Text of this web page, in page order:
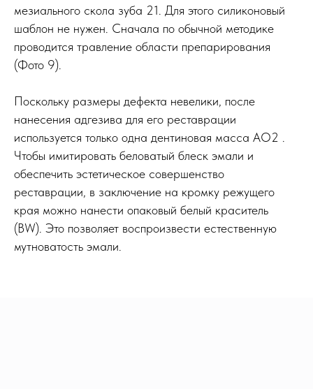
мезиального скола зуба 21. Для этого силиконовый
шаблон не нужен. Сначала по обычной методике
проводится травление области препарирования
(Фото 9).
Поскольку размеры дефекта невелики, после
нанесения адгезива для его реставрации
используется только одна дентиновая масса АО2 .
Чтобы имитировать беловатый блеск эмали и
обеспечить эстетическое совершенство
реставрации, в заключение на кромку режущего
края можно нанести опаковый белый краситель
(BW). Это позволяет воспроизвести естественную
мутноватость эмали.